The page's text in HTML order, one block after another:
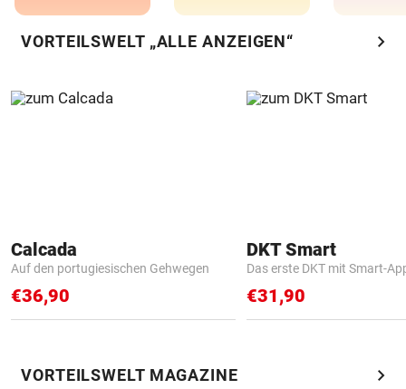
VORTEILSWELT „ALLE ANZEIGEN“ chevron_right
Calcada
Auf den portugiesischen Gehwegen
€36,90
DKT Smart
Das erste DKT mit Smart-
€31,90
VORTEILSWELT MAGAZINE chevron_right